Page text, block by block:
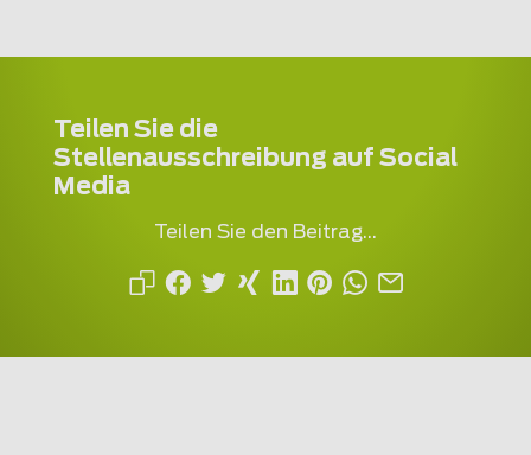
Teilen Sie die
Stellenausschreibung auf Social
Media
Teilen Sie den Beitrag...